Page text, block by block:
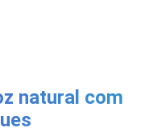
natural com